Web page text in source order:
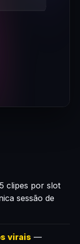
clipes por slot
sessão de
virais —